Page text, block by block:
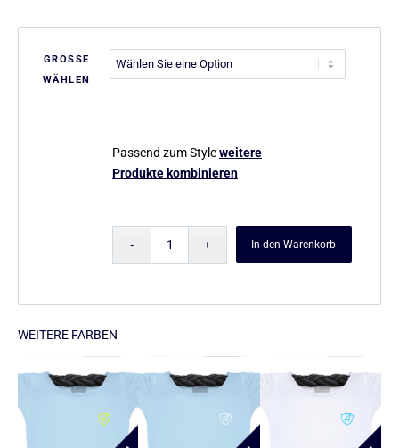
GRÖSSE
WÄHLEN
Passend zum Styleweitere
Produkte kombinieren
In den Warenkorb
WEITERE FARBEN